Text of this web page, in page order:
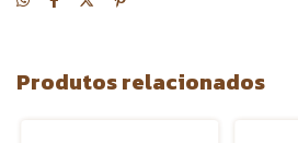
Produtos relacionados